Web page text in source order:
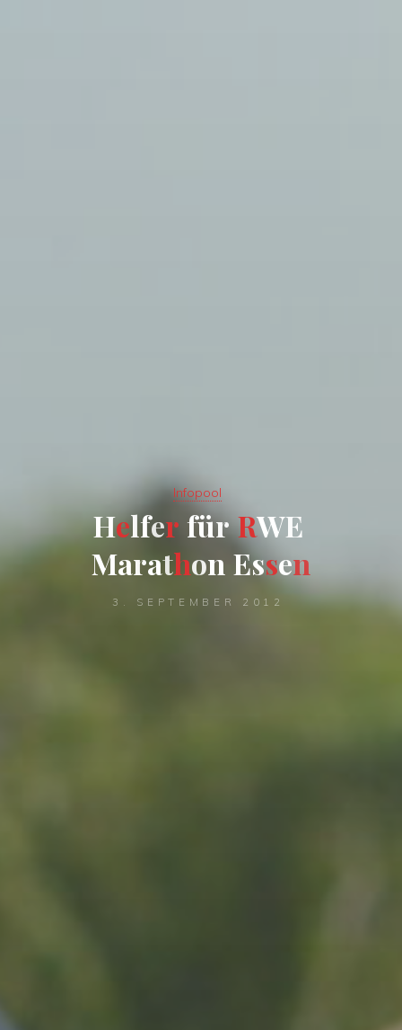
Infopool
Helfer fürRWE
Marathon Essen
3. SEPTEMBER 2012